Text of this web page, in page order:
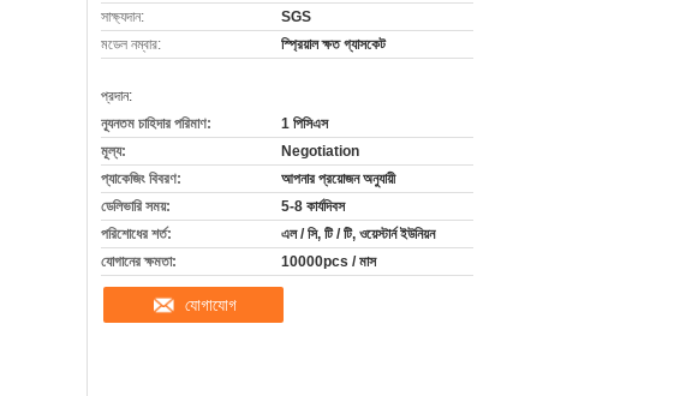
সাক্ষ্যদান:
SGS
মডেল নম্বার:
স্প্রিয়াল ক্ষত গ্যাসকেট
প্রদান:
ন্যূনতম চাহিদার পরিমাণ:
1 পিসিএস
মূল্য:
Negotiation
প্যাকেজিং বিবরণ:
আপনার প্রয়োজন অনুযায়ী
ডেলিভারি সময়:
5-8 কার্যদিবস
পরিশোধের শর্ত:
এল / সি, টি / টি, ওয়েস্টার্ন ইউনিয়ন
যোগানের ক্ষমতা:
10000pcs / মাস
যোগাযোগ